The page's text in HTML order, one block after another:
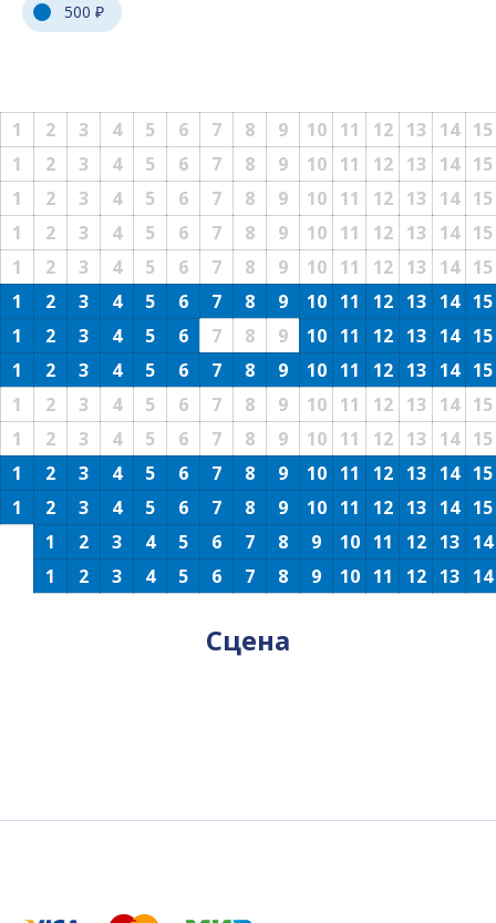
500 ₽
1 2 3 4 5 6 7 8 9 10 11 12 13 14
15
1
2 3 4 5 6 7 8 9 10 11 12 13 14
15
1
2 3 4 5 6 7 8 9 10 11 12 13 14
15
1
2 3 4 5 6 7 8 9 10 11 12 13 14
15
1
2 3 4 5 6 7 8 9 10 11 12 13 14
15
1
2 3 4 5 6 7 8 9 10 11 12 13 14
15
1
2 3 4 5 6 7 8 9 10 11 12 13 14
15
1
2 3 4 5 6 7 8 9 10 11 12 13 14
15
1
2 3 4 5 6 7 8 9 10 11 12 13 14
15
1
2 3 4 5 6 7 8 9 10 11 12 13 14
15
1
2 3 4 5 6 7 8 9 10 11 12 13 14
15
1
2 3 4 5 6 7 8 9 10 11 12 13 14
15
1
2 3 4 5 6 7 8 9 10 11 12 13
14
1
2 3 4 5 6 7 8 9 10 11 12 13 14
Сцена